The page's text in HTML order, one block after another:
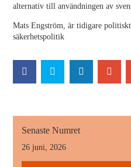
alternativ till användningen av
Mats Engström, är tidigare
säkerhetspolitik
Senaste Numret
26 juni, 2026